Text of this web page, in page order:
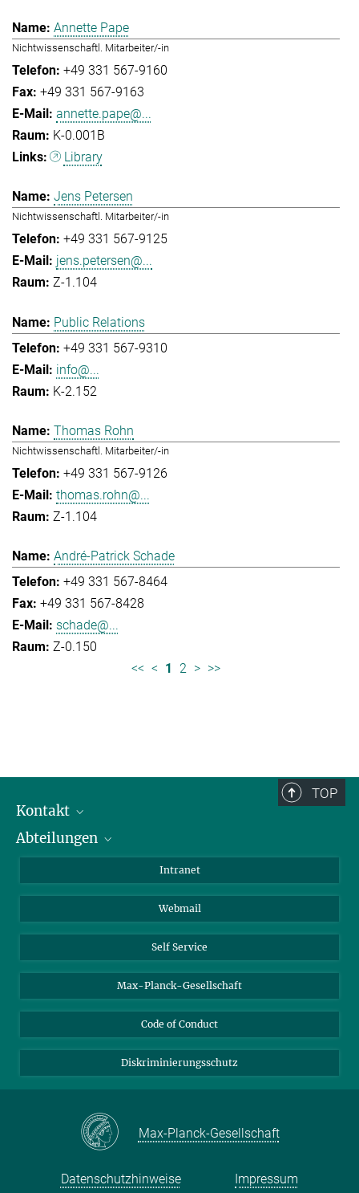
Annette Pape
Nichtwissenschaftl. Mitarbeiter/-in
+49 331 567-9160
+49 331 567-9163
annette.pape@...
K-0.001B
Library
Jens Petersen
Nichtwissenschaftl. Mitarbeiter/-in
+49 331 567-9125
jens.petersen@...
Z-1.104
Public Relations
+49 331 567-9310
info@...
K-2.152
Thomas Rohn
Nichtwissenschaftl. Mitarbeiter/-in
+49 331 567-9126
thomas.rohn@...
Z-1.104
André-Patrick Schade
+49 331 567-8464
+49 331 567-8428
schade@...
Z-0.150
<< < 1 2 > >>
TOP
Kontakt
Mitarbeiterverzeichnis
Abteilungen
Biomolekulare Systeme
Kolloidchemie
Nachhaltige und Bio-inspirierte Materialien
Intranet
Webmail
Self Service
Max-Planck-Gesellschaft
Code of Conduct
Diskriminierungsschutz
Max-Planck-Gesellschaft
Datenschutzhinweise Impressum